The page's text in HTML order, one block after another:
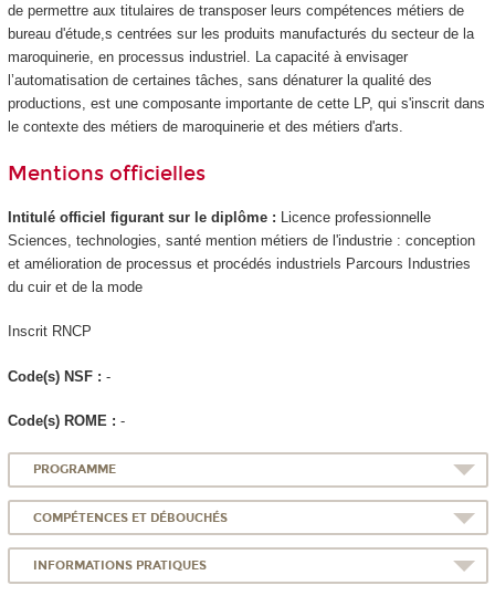
de permettre aux titulaires de transposer leurs compétences métiers de
bureau d'étude,s centrées sur les produits manufacturés du secteur de la
maroquinerie, en processus industriel. La capacité à envisager
l’automatisation de certaines tâches, sans dénaturer la qualité des
productions, est une composante importante de cette LP, qui s'inscrit dans
le contexte des métiers de maroquinerie et des métiers d'arts.
Mentions officielles
Intitulé officiel figurant sur le diplôme : Licence professionnelle
Sciences, technologies, santé mention métiers de l'industrie : conception
et amélioration de processus et procédés industriels Parcours Industries
du cuir et de la mode
Inscrit RNCP
Code(s) NSF : -
Code(s) ROME : -
PROGRAMME
COMPÉTENCES ET DÉBOUCHÉS
INFORMATIONS PRATIQUES